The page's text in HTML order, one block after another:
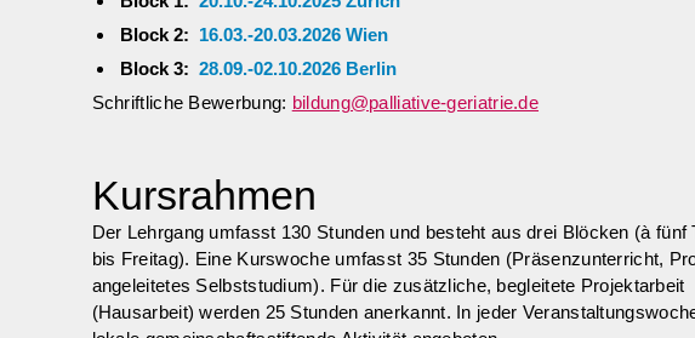
Block 2: 16.03.-20.03.2026 Wien
Block 3: 28.09.-02.10.2026 Berlin
Schriftliche Bewerbung: bildung@palliative-geriatrie.de
Kursrahmen
Der Lehrgang umfasst 130 Stunden und besteht aus drei Blöcken (à fünf
bis Freitag). Eine Kurswoche umfasst 35 Stunden (Präsenzunterricht,
angeleitetes Selbststudium). Für die zusätzliche, begleitete Projektarbeit
(Hausarbeit) werden 25 Stunden anerkannt. In jeder